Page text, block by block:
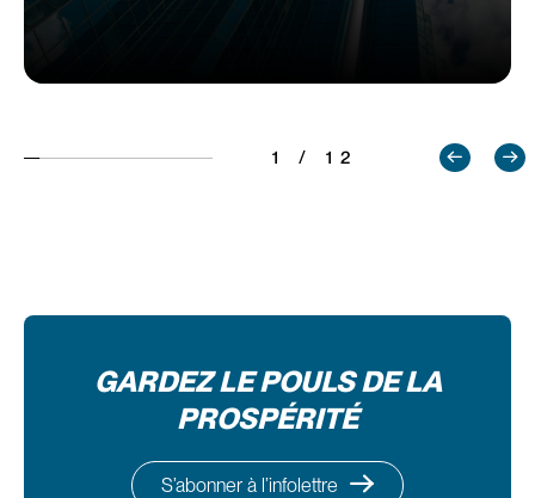
1 / 12
GARDEZ LE POULS DE LA
PROSPÉRITÉ
S’abonner à l’infolettre